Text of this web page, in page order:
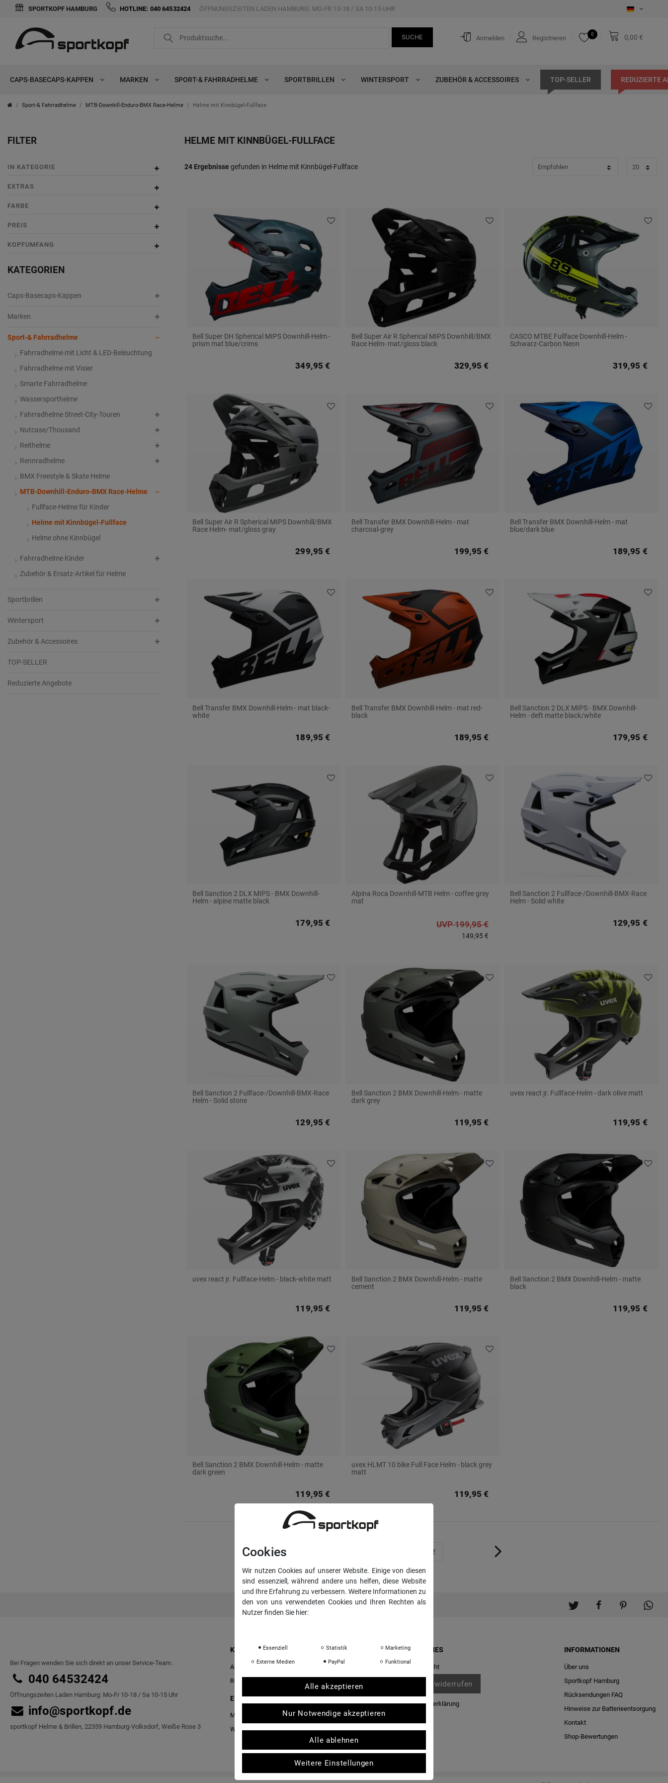
SPORTKOPF HAMBURG HOTLINE: 040 64532424 ÖFFNUNGSZEITEN LADEN HAMBURG: MO-FR 10-18 / SA 10-15 UHR
SUCHE Anmelden Registrieren
0 0,00 €
CAPS-BASECAPS-KAPPEN MARKEN SPORT-& FAHRRADHELME SPORTBRILLEN WINTERSPORT ZUBEHÖR & ACCESSOIRES TOP-SELLER REDUZIERTE
Sport-& Fahrradhelme MTB-Downhill-Enduro-BMX Race-Helme Helme mit Kinnbügel-Fullface
FILTER
IN KATEGORIE
EXTRAS
FARBE
PREIS
KOPFUMFANG
KATEGORIEN
Caps-Basecaps-Kappen
Marken
Sport-& Fahrradhelme
Fahrradhelme mit Licht & LED-Beleuchtung
Fahrradhelme mit Visier
Smarte Fahrradhelme
Wassersporthelme
Fahrradhelme Street-City-Touren
Nutcase/Thousand
Reithelme
Rennradhelme
BMX Freestyle & Skate Helme
MTB-Downhill-Enduro-BMX Race-Helme
Fullface-Helme für Kinder
Helme mit Kinnbügel-Fullface
Helme ohne Kinnbügel
Fahrradhelme Kinder
Zubehör & Ersatz-Artikel für Helme
Sportbrillen
Wintersport
Zubehör & Accessoires
TOP-SELLER
Reduzierte Angebote
HELME MIT KINNBÜGEL-FULLFACE
24 Ergebnisse gefunden in Helme mit Kinnbügel-Fullface
Bell Super DH Spherical MIPS Downhill-Helm -
prism mat blue/crims
349,95 €
Bell Super Air R Spherical MIPS Downhill/BMX
Race Helm- mat/gloss black
329,95 €
CASCO MTBE Fullface Downhill-Helm -
Schwarz-Carbon Neon
319,95 €
Bell Super Air R Spherical MIPS Downhill/BMX
Race Helm- mat/gloss gray
299,95 €
Bell Transfer BMX Downhill-Helm - mat
charcoal-grey
199,95 €
Bell Transfer BMX Downhill-Helm - mat
blue/dark blue
189,95 €
Bell Transfer BMX Downhill-Helm - mat black-
white
189,95 €
Bell Transfer BMX Downhill-Helm - mat red-
black
189,95 €
Bell Sanction 2 DLX MIPS - BMX Downhill-
Helm - deft matte black/white
179,95 €
Bell Sanction 2 DLX MIPS - BMX Downhill-
Helm - alpine matte black
179,95 €
Alpina Roca Downhill-MTB Helm - coffee grey
mat
UVP 199,95 €
149,95 €
Bell Sanction 2 Fullface-/Downhill-BMX-Race
Helm - Solid white
129,95 €
Bell Sanction 2 Fullface-/Downhill-BMX-Race
Helm - Solid stone
129,95 €
Bell Sanction 2 BMX Downhill-Helm - matte
dark grey
119,95 €
uvex react jr. Fullface-Helm - dark olive matt
119,95 €
uvex react jr. Fullface-Helm - black-white matt
119,95 €
Bell Sanction 2 BMX Downhill-Helm - matte
cement
119,95 €
Bell Sanction 2 BMX Downhill-Helm - matte
black
119,95 €
Bell Sanction 2 BMX Downhill-Helm - matte
dark green
119,95 €
uvex HLMT 10 bike Full Face Helm - black grey
matt
119,95 €
2
Bei Fragen wenden Sie sich direkt an unser Service-Team.
040 64532424
Öffnungszeiten Laden Hamburg: Mo-Fr 10-18 / Sa 10-15 Uhr
info@sportkopf.de
sportkopf Helme & Brillen, 22359 Hamburg-Volksdorf, Weiße Rose 3
KONTO & ANMELDUNG
Anmelden
Registrieren
EINKAUFEN
Merkliste
Warenkorb/Kasse
RECHTLICHES
Widerrufs­recht
Vertrag widerrufen
Daten­schutz­erklärung
Impressum
INFORMATIONEN
Über uns
Sportkopf Hamburg
Rücksendungen FAQ
Hinweise zur Batterieentsorgung
Kontakt
Shop-Bewertungen
FILTER
K
e
o
r
i
e
E
t
r
a
s
a
r
b
e
r
e
i
s
o
u
f
a
n
g
Cookies
Wir nutzen Cookies auf unserer Website. Einige von diesen
sind essenziell, während andere uns helfen, diese Website
und Ihre Erfahrung zu verbessern. Weitere Informationen zu
den von uns verwendeten Cookies und Ihren Rechten als
Nutzer finden Sie hier:
Essenziell Statistik Marketing
Externe Medien PayPal Funktional
Alle akzeptieren
Nur Notwendige akzeptieren
Alle ablehnen
Weitere Einstellungen